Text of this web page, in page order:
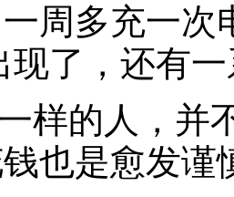
周多充一次
现了，还有
样的人，并
也是愈发谨